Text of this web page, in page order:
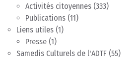
Activités citoyennes (333)
Publications (11)
Liens utiles (1)
Presse (1)
Samedis Culturels de l'ADTF (55)